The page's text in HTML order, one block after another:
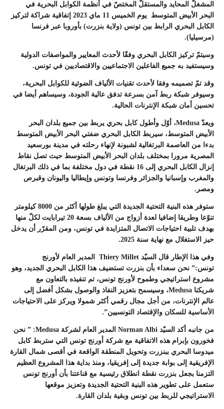
المشغلّ المحايد والمستقلّ المختصّ في أنظمة الكوابل البحرية في
البحر الأبيض المتوسط ​​ يوم الخميس 11 ماي 2023 إتفاقية شراكة لتركيز
الكابل البحري الرابط بين تونس (ولاية بنزرت) بأوروبا عبر فرنسا
(مرسيليا).
وسيتمّ تركيز الكابل البحري وفقًا لأحدث المعايير والمواصفات الدولية
وسيستفيد به جميع الفاعلين الاجتماعيين والاقتصاديين في تونس.
وقد تمّ تصميمه وفقا لأحدث تقنيات الألياف الضوئية للكوابل البحرية،
وسيوفر شبكة ربط آمن بسرعة تدفق عالية الجودة، وسيساهم أيضا في
تحسين أمان شبكة الإنترنات الحالية.
ويعدّ Medusa، أوّل وأطول كابل بحري يربط بين جميع بلدان البحر
الأبيض المتوسط، سيربط الكابل البحري ضفتي البحر الأبيض المتوسط ​​
بدءا من العاصمة البرتغالية لشبونة لإنهاء رحلته في مدينة بورسعيد
المصرية مرورا بمختلف بلدان البحر الأبيض المتوسط حيث تصل نقاط
إنزال الكابل البحري إلى 16 نقطة في دول مختلفة بما في ذلك البرتغال
والمغرب وإسبانيا والجزائر وفرنسا وتونس وإيطاليا واليونان وقبرص
ومصر.
ستوفر هذه البنية التحتية الجديدة التي يبلغ طولها أكثر من 8000 كيلومتر
تنوّعا وطريقا إضافيا لعدة أزواج من الألياف بسعة 20 تيرابايت لكلّ منها
بهدف تلبية احتياجات الاتصال المتزايدة في تونس، ومن المقرّر أن يدخل
حيز الاستغلال مع نهاية سنة 2025.
وفي هذا الإطار قال السيّد Thiery Millet
المدير العام لأورنج
تونس:” نحن سعداء بأن بنزرت تستضيف هذا الكابل البحري الجديد، وهو
مشروع استراتيجي وطموح لأورنج تونس، تم تنفيذه بالتعاون مع
شريكنا Medusa، وسيسمح بتعزيز النفاذ والوصول بشكل أفضل إلى
عالم الإنترنات، من أجل مجال رقمي أكثر شمولا ويركز على الاحتياجات
الأساسية للسكان والإقتصاد التونسيين”.
من جانبه أكد السيّد Norman Albi المدير العام لشركة Medusa: ” نحن
فخورون بإبرام هذه الاتفاقية مع شركة أورنج تونس التي ستربط كابل
ميدوسا البحري ببنزرت وتحويل المنطقة الواقعة في أقصى شمال القارة
الإفريقية إلى بوابة جديدة إلى إفريقيا، ومنذ بداية هذا المشروع العظيم
التزمنا بجعل بنزرت نقطة انطلاق رئيسية مع قناعتنا بأن أورنج تونس
ستعمل على تطوير هذه البنية التحتية الجديدة وتعزيز موقعها
الاستراتيجي للربط بين تونس وبقية بلدان القارة.